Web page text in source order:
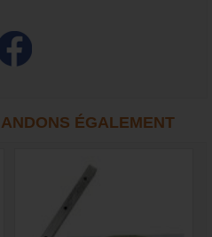
ÉGALEMENT